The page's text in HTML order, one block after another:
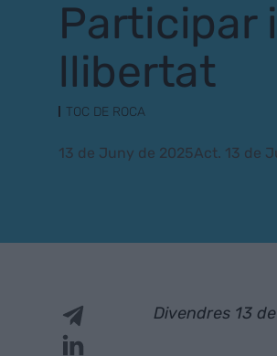
Participar
llibertat
TOC DE ROCA
13 de Juny de 2025Act. 13 de
Divendres 13